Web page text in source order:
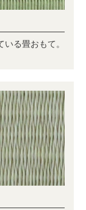
る畳おもて。